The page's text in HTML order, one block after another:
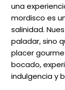
una
mordisco es
salinidad.
paladar, sino
placer
bocado,
indulgencia y